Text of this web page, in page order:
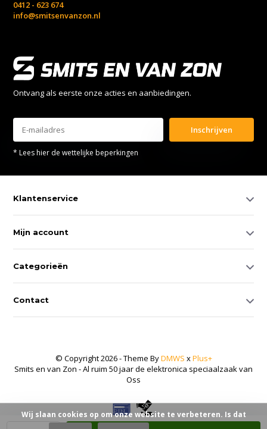
0412 - 623 674
info@smitsenvanzon.nl
Ontvang als eerste onze acties en aanbiedingen.
Inschrijven
* Lees hier de wettelijke beperkingen
Klantenservice
Mijn account
Categorieën
Contact
© Copyright 2026 - Theme ByDMWS xPlus+
Smits en van Zon - Al ruim 50 jaar de elektronica speciaalzaak van
Oss
Wij slaan cookies op om onze website te verbeteren. Is dat